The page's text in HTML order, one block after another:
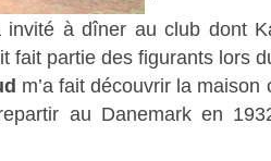
invité à dîner au club dont
fait partie des figurants lors
m’a fait découvrir la
au Danemark en